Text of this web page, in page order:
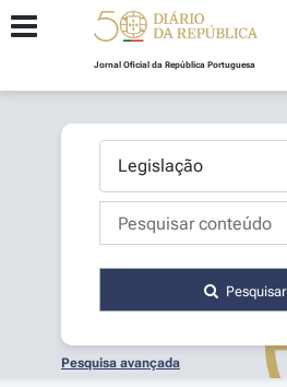
Jornal Oficial da República Portuguesa
Pesquisar
Pesquisa avançada